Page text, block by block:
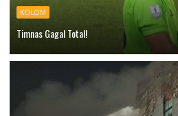
KOLOM
Timnas Gagal Total!